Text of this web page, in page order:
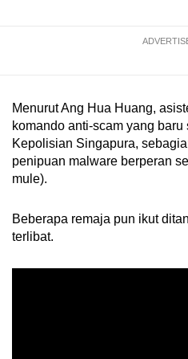
Menurut Ang Hua Huang,
komando anti-scam yang
Kepolisian Singapura,
penipuan malware berperan
mule).
Beberapa remaja pun ikut
terlibat.